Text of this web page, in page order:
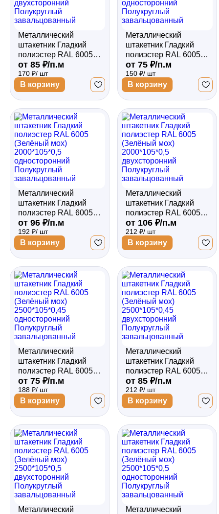
Металлический
штакетник Гладкий
полиэстер RAL 6005
(Зелёный мох)
2000*105*0,45
двухсторонний
Полукруглый
от 85 ₽/п.м
170 ₽/ шт
В корзину
Металлический
штакетник Гладкий
полиэстер RAL 6005
(Зелёный мох)
2000*105*0,45
односторонний
Полукруглый
от 75 ₽/п.м
150 ₽/ шт
В корзину
Металлический
штакетник Гладкий
полиэстер RAL 6005
(Зелёный мох)
2000*105*0,5
односторонний
Полукруглый
от 96 ₽/п.м
192 ₽/ шт
В корзину
Металлический
штакетник Гладкий
полиэстер RAL 6005
(Зелёный мох)
2000*105*0,5
двухсторонний
Полукруглый
от 106 ₽/п.м
212 ₽/ шт
В корзину
Металлический
штакетник Гладкий
полиэстер RAL 6005
(Зелёный мох)
2500*105*0,45
односторонний
Полукруглый
от 75 ₽/п.м
188 ₽/ шт
В корзину
Металлический
штакетник Гладкий
полиэстер RAL 6005
(Зелёный мох)
2500*105*0,45
двухсторонний
Полукруглый
от 85 ₽/п.м
212 ₽/ шт
В корзину
Металлический
Металлический